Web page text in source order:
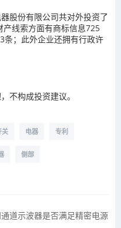
股份有限公司共对外投资了
线索方面有商标信息725
条；此外企业还拥有行政许
不构成投资建议。
关 电器 专利
侧部
道示波器是否满足精密电源